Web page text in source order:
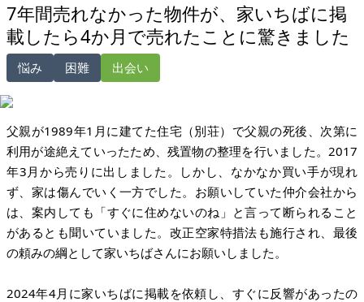
7年間売れなかった物件が、家いちばに掲
載したら4か月で売れたことに驚きました
悩み 困難 出会い
父親が1989年1月に建てた住宅（別荘）で父親の死後、次第に
利用が途絶えていったため、残置物の整理を行いました。2017
年3月から売りに出しました。しかし、なかなか買い手が現れ
ず、家は傷んでいく一方でした。お願いしていた仲介会社から
は、案内しても「すぐに住めないのね」と言って断られること
があるとも聞いていました。改正空家特措法も施行され、最後
の頼みの綱として家いちばさんにお願いしました。
2024年4月に家いちばに掲載を依頼し、すぐに反響があったの